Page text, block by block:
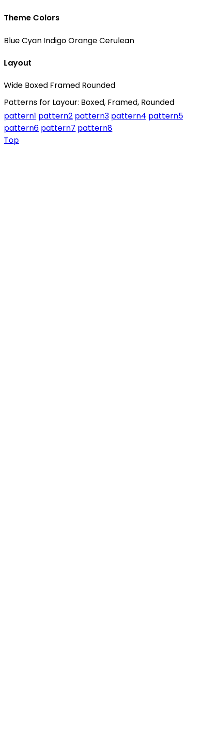
Theme Colors
BlueCyan IndigoOrangeCerulean
Layout
Wide Boxed Framed Rounded
Patterns for Layour: Boxed, Framed, Rounded
pattern1 pattern2 pattern3 pattern4 pattern5
pattern6 pattern7 pattern8
Top